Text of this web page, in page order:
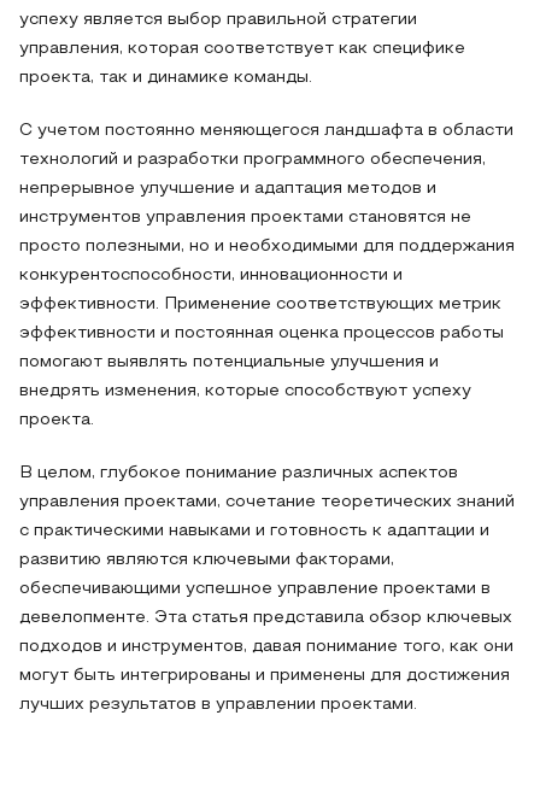
успеху является выбор правильной стратегии
управления, которая соответствует как специфике
проекта, так и динамике команды.
С учетом постоянно меняющегося ландшафта в области
технологий и разработки программного обеспечения,
непрерывное улучшение и адаптация методов и
инструментов управления проектами становятся не
просто полезными, но и необходимыми для поддержания
конкурентоспособности, инновационности и
эффективности. Применение соответствующих метрик
эффективности и постоянная оценка процессов работы
помогают выявлять потенциальные улучшения и
внедрять изменения, которые способствуют успеху
проекта.
В целом, глубокое понимание различных аспектов
управления проектами, сочетание теоретических знаний
с практическими навыками и готовность к адаптации и
развитию являются ключевыми факторами,
обеспечивающими успешное управление проектами в
девелопменте. Эта статья представила обзор ключевых
подходов и инструментов, давая понимание того, как они
могут быть интегрированы и применены для достижения
лучших результатов в управлении проектами.